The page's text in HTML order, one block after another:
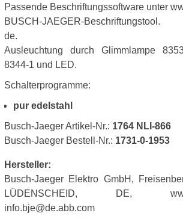
Passende Beschriftungssoftware unter
BUSCH-JAEGER-Beschriftungstool.
de.
Ausleuchtung durch Glimmlampe
8344-1 und LED.
Schalterprogramme:
pur edelstahl
Busch-Jaeger Artikel-Nr.: 1764 NLI-866
Busch-Jaeger Bestell-Nr.: 1731-0-1953
Hersteller:
Busch-Jaeger Elektro GmbH,
LÜDENSCHEID, DE,
info.bje@de.abb.com